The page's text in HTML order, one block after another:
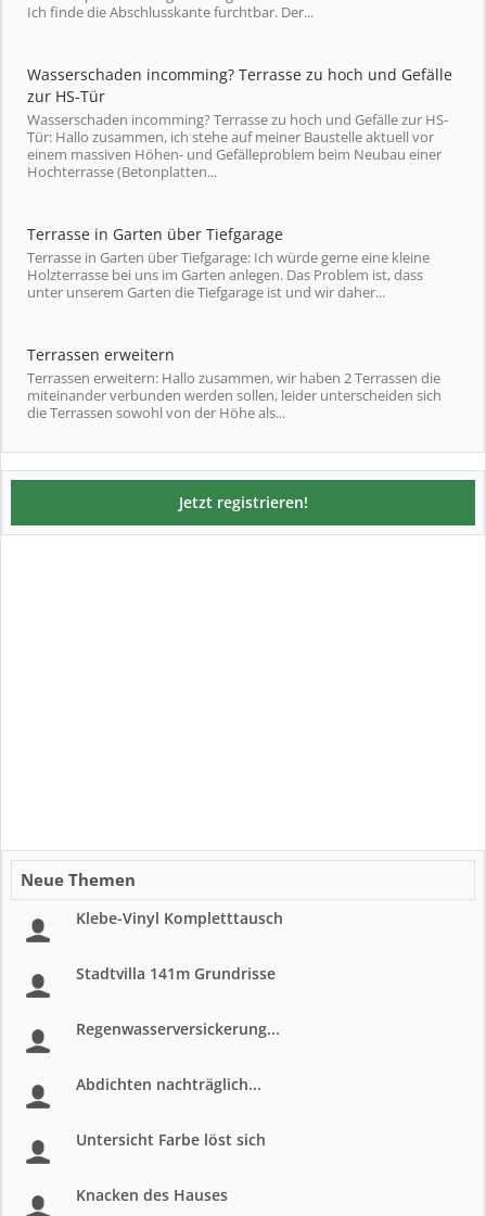
Ich finde die Abschlusskante furchtbar. Der...
Wasserschaden incomming? Terrasse zu hoch und Gefälle
zur HS-Tür
Wasserschaden incomming? Terrasse zu hoch und Gefälle zur HS-
Tür: Hallo zusammen, ich stehe auf meiner Baustelle aktuell vor
einem massiven Höhen- und Gefälleproblem beim Neubau einer
Hochterrasse (Betonplatten...
Terrasse in Garten über Tiefgarage
Terrasse in Garten über Tiefgarage: Ich würde gerne eine kleine
Holzterrasse bei uns im Garten anlegen. Das Problem ist, dass
unter unserem Garten die Tiefgarage ist und wir daher...
Terrassen erweitern
Terrassen erweitern: Hallo zusammen, wir haben 2 Terrassen die
miteinander verbunden werden sollen, leider unterscheiden sich
die Terrassen sowohl von der Höhe als...
Jetzt registrieren!
Neue Themen
Klebe-Vinyl Kompletttausch
Stadtvilla 141m Grundrisse
Regenwasserversickerung...
Abdichten nachträglich...
Untersicht Farbe löst sich
Knacken des Hauses